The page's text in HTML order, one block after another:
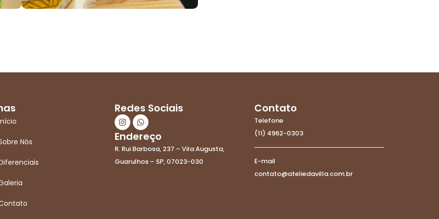
Nós
Redes Sociais
I
n
s
t
a
r
W
h
a
t
s
p
Endereço
R. Rui Barbosa, 237 – Vila Augusta,
Guarulhos – SP, 07023-030
Contato
Telefone
(11) 4962-0303
E-mail
contato@ateliedavilla.com.br